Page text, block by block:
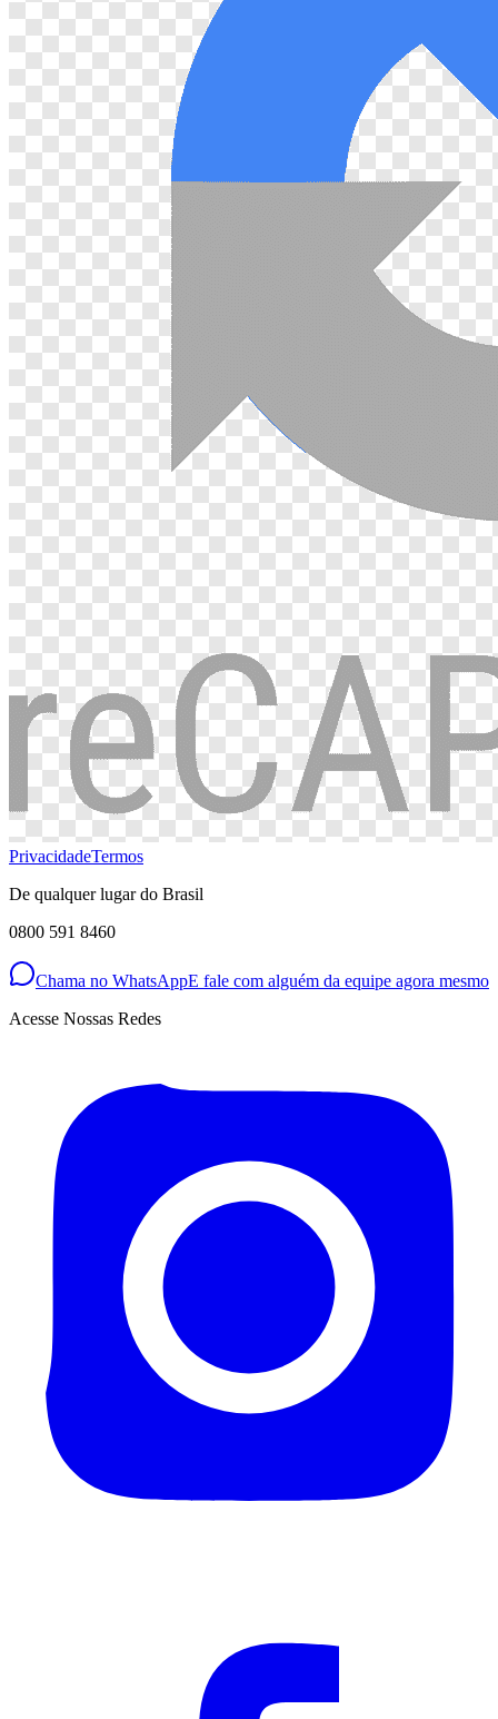
PrivacidadeTermos
De qualquer lugar do Brasil
0800 591 8460
Chama no WhatsAppE fale com alguém da equipe agora mesmo
Acesse Nossas Redes